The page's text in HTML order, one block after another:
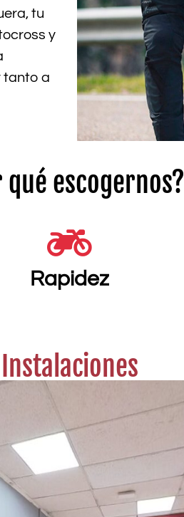
tu
y
tanto a
qué escogernos?
Rapidez
Instalaciones